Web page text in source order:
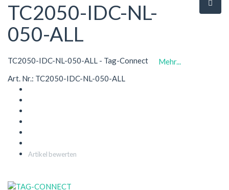
TC2050-IDC-NL-
050-ALL
TC2050-IDC-NL-050-ALL - Tag-Connect
Mehr...
Art. Nr.: TC2050-IDC-NL-050-ALL
Artikel bewerten